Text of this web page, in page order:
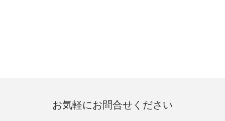
お気軽にお問合せください